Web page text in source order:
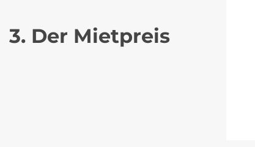
3. Der Mietpreis